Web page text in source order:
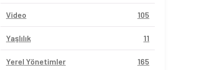
Video 105
Yaşlılık 11
Yerel Yönetimler 165